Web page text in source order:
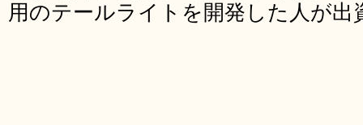
用のテールライトを開発した人が